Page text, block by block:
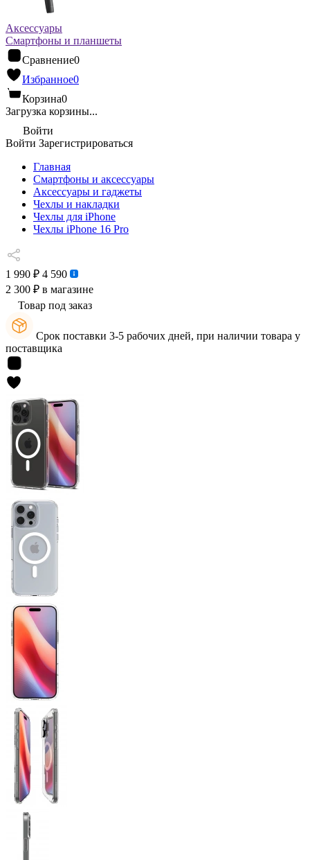
Аксессуары
Смартфоны и планшеты
Сравнение0
Избранное0
Корзина0
Загрузка корзины...
Войти
Войти Зарегистрироваться
Главная
Смартфоны и аксессуары
Аксессуары и гаджеты
Чехлы и накладки
Чехлы для iPhone
Чехлы iPhone 16 Pro
1 990 ₽ 4 590
2 300 ₽ в магазине
Товар под заказ
Срок поставки 3-5 рабочих дней, при наличии товара у
поставщика